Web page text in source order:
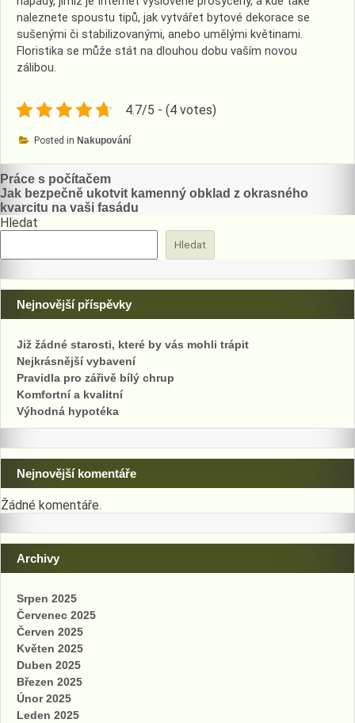
naleznete spoustu tipů, jak vytvářet bytové dekorace se
sušenými či stabilizovanými, anebo umělými květinami.
Floristika se může stát na dlouhou dobu vaším novou
zálibou.
4.7/5 - (4 votes)
Posted in Nakupování
Navigace
pro
příspěvek
Práce s počítačem
Jak bezpečně ukotvit kamenný obklad z okrasného
kvarcitu na vaši fasádu
Hledat
Hledat
Nejnovější příspěvky
Již žádné starosti, které by vás mohli trápit
Nejkrásnější vybavení
Pravidla pro zářivě bílý chrup
Komfortní a kvalitní
Výhodná hypotéka
Nejnovější komentáře
Žádné komentáře.
Archivy
Srpen 2025
Červenec 2025
Červen 2025
Květen 2025
Duben 2025
Březen 2025
Únor 2025
Leden 2025